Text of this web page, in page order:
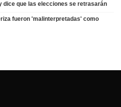
dice que las elecciones se retrasarán
fueron 'malinterpretadas' como